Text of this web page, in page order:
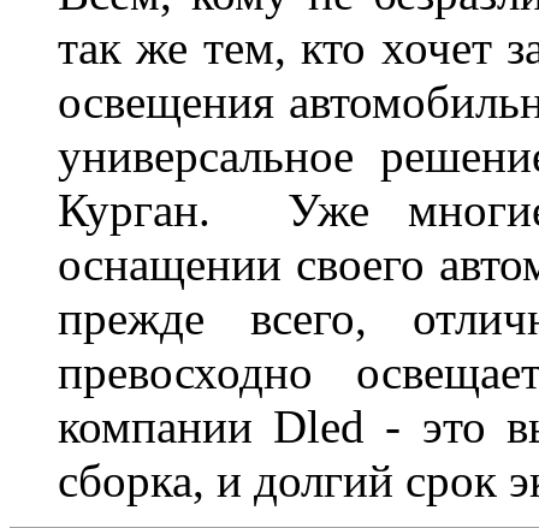
так же тем, кто хочет
освещения
универсальное
Курган. Уже многие
оснащении своего
прежде всего,
превосходно
компании Dled - это
сборка, и долгий срок